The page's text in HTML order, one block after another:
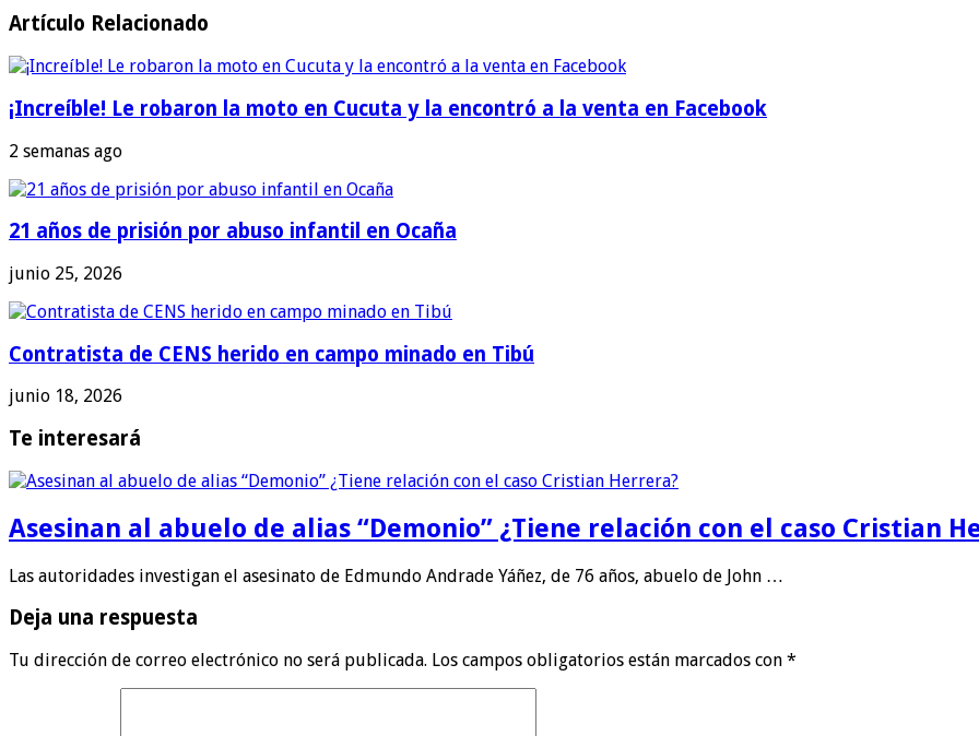
Artículo Relacionado
¡Increíble! Le robaron la moto en Cucuta y la encontró a la venta en Facebook
2 semanas ago
21 años de prisión por abuso infantil en Ocaña
junio 25, 2026
Contratista de CENS herido en campo minado en Tibú
junio 18, 2026
Te interesará
Asesinan al abuelo de alias “Demonio” ¿Tiene relación con el caso Cristian
Las autoridades investigan el asesinato de Edmundo Andrade Yáñez, de 76 años, abuelo de John …
Deja una respuesta
Tu dirección de correo electrónico no será publicada. Los campos obligatorios están marcados con *